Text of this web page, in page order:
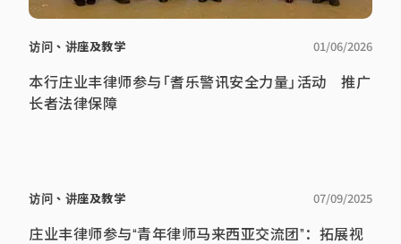
访问、讲座及教学 01/06/2026
本行庄业丰律师参与「耆乐警讯安全力量」活动 推广
长者法律保障
访问、讲座及教学 07/09/2025
庄业丰律师参与“青年律师马来西亚交流团”：拓展视